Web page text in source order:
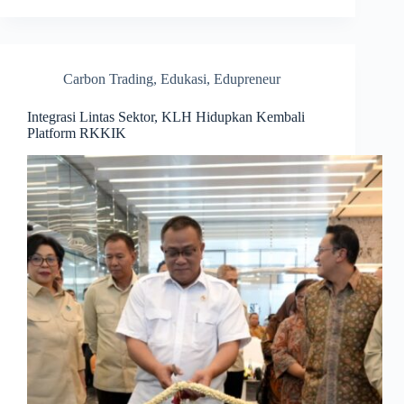
Carbon Trading, Edukasi, Edupreneur
Integrasi Lintas Sektor, KLH Hidupkan Kembali
Platform RKKIK